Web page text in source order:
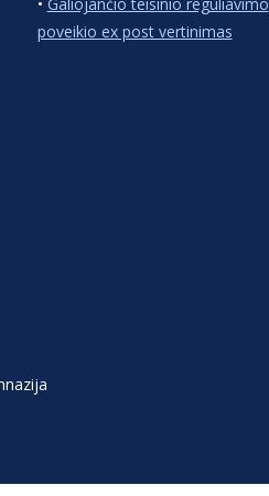
• Galiojančio teisinio reguliavimo
poveikio ex post vertinimas